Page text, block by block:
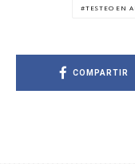
TESTEO EN
COMPARTIR